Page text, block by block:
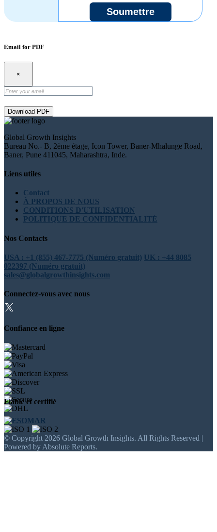
Soumettre
Email for PDF
×
Download PDF
Global Growth Insights
Bureau No.- B, 2ème étage, Icon Tower, Baner-Mhalunge Road,
Baner, Pune 411045, Maharashtra, Inde.
Liens utiles
Contact
À PROPOS DE NOUS
CONDITIONS D'UTILISATION
POLITIQUE DE CONFIDENTIALITÉ
Nos Contacts
USA : +1 (855) 467-7775 (Numéro gratuit) UK : +44 8085
022397 (Numéro gratuit)
sales@globalgrowthinsights.com
Connectez-vous avec nous
Confiance en ligne
Fiable et certifié
© Copyright 2026 Global Growth Insights. All Rights Reserved |
Powered by Absolute Reports.